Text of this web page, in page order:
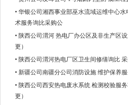
• 华银公司湘西事业部巫水流域运维中心
术服务询比采购公
• 陕西公司渭河 热电厂办公区及非生产区
更）
• 陕西公司渭河热电厂区卫生间修缮询比 采
• 新疆公司南疆分公司消防设施 维护保养
• 陕西公司西安热电废水系统 检测校验服
更）